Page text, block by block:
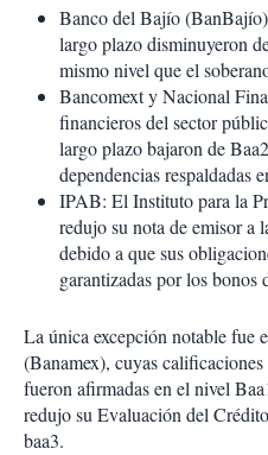
Banco del Bajío
largo plazo disminuyeron
mismo nivel que el
Bancomext y Nacional
financieros del sector
largo plazo bajaron de
dependencias respaldadas
IPAB: El Instituto para la
redujo su nota de emisor a
debido a que sus
garantizadas por los bonos
La única excepción notable fue
(Banamex), cuyas
fueron afirmadas en el nivel
redujo su Evaluación del
baa3.